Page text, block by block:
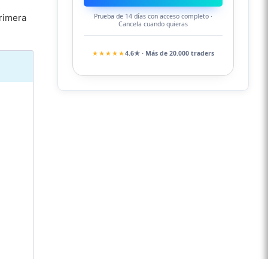
Prueba de 14 días con acceso completo ·
Cancela cuando quieras
★★★★★4.6★ · Más de 20.000 traders